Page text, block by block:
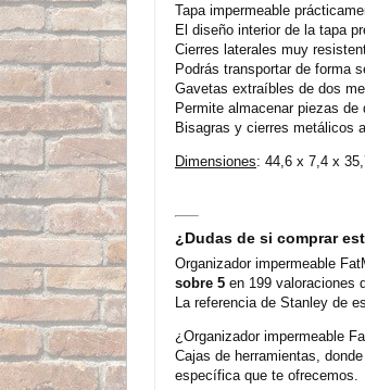
Tapa impermeable
El diseño interior de la tapa
Cierres laterales muy
Podrás transportar de forma
Gavetas extraíbles de dos
Permite almacenar piezas de
Bisagras y cierres metálicos
Dimensiones: 44,6 x 7,4 x
¿Dudas de si comprar
Organizador impermeable
sobre 5 en 199 valoraciones
La referencia de Stanley de
¿Organizador impermeable
Cajas de herramientas,
específica que te ofrecemos.